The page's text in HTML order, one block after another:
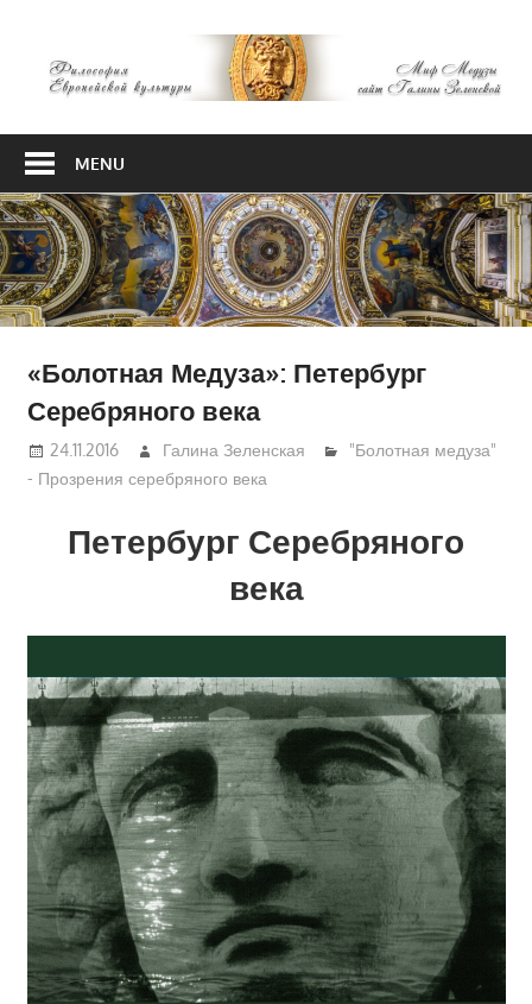
content
Европейской
MENU
«Болотная Медуза»: Петербург
Серебряного века
24.11.2016 Галина Зеленская
"Болотная медуза"
- Прозрения серебряного века
Петербург Серебряного
века